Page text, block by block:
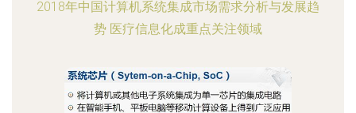
2018年中国计算机系统集成市场需求分析与发展趋
势 医疗信息化成重点关注领域